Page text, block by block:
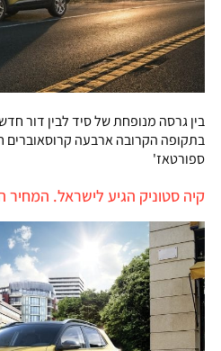
בין גרסה מנופחת של סיד לבין דור
בתקופה הקרובה ארבעה קרוסאוברים
ספורטאז'
קיה סטוניק הגיע לישראל. המחיר החל מ-108